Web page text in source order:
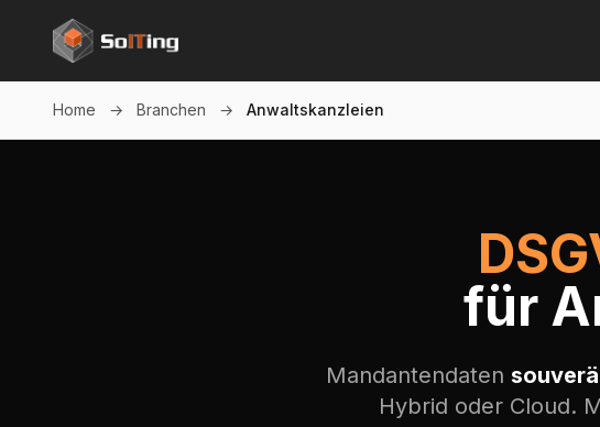
Home → Branchen → Anwaltskanzleien
für
Mandantendaten
Hybrid oder Cloud.